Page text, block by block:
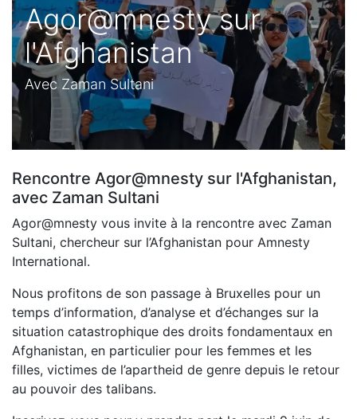
Agor@mnesty sur
l'Afghanistan
Avec Zaman Sultani
Rencontre Agor@mnesty sur l'Afghanistan,
avec Zaman Sultani
Agor@mnesty vous invite à la rencontre avec Zaman
Sultani, chercheur sur l’Afghanistan pour Amnesty
International.
Nous profitons de son passage à Bruxelles pour un
temps d’information, d’analyse et d’échanges sur la
situation catastrophique des droits fondamentaux en
Afghanistan, en particulier pour les femmes et les
filles, victimes de l’apartheid de genre depuis le retour
au pouvoir des talibans.